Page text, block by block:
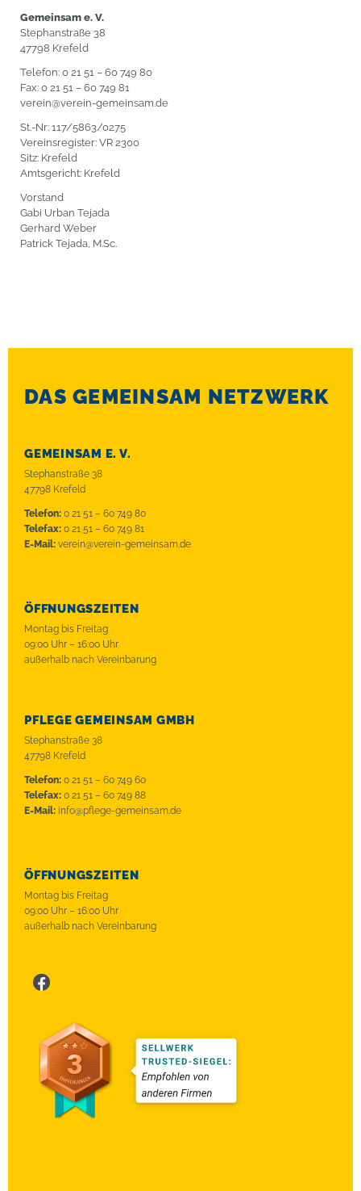
Gemeinsam e. V.
Stephanstraße 38
47798 Krefeld
Telefon: 0 21 51 – 60 749 80
Fax: 0 21 51 – 60 749 81
verein@verein-gemeinsam.de
St.-Nr: 117/5863/0275
Vereinsregister: VR 2300
Sitz: Krefeld
Amtsgericht: Krefeld
Vorstand
Gabi Urban Tejada
Gerhard Weber
Patrick Tejada, M.Sc.
DAS GEMEINSAM NETZWERK
GEMEINSAM E. V.
Stephanstraße 38
47798 Krefeld
Telefon: 0 21 51 – 60 749 80
Telefax: 0 21 51 – 60 749 81
E-Mail: verein@verein-gemeinsam.de
ÖFFNUNGSZEITEN
Montag bis Freitag
09:00 Uhr – 16:00 Uhr
außerhalb nach Vereinbarung
PFLEGE GEMEINSAM GMBH
Stephanstraße 38
47798 Krefeld
Telefon: 0 21 51 – 60 749 60
Telefax: 0 21 51 – 60 749 88
E-Mail: info@pflege-gemeinsam.de
ÖFFNUNGSZEITEN
Montag bis Freitag
09:00 Uhr – 16:00 Uhr
außerhalb nach Vereinbarung
m
ace